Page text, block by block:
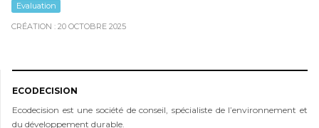
Evaluation
CRÉATION : 20 OCTOBRE 2025
ECODECISION
Ecodecision est une société de conseil, spécialiste de l’environnement et
du développement durable.